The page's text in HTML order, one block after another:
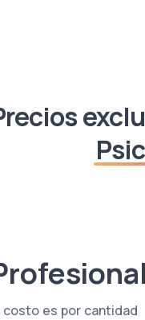
costo es por cantidad